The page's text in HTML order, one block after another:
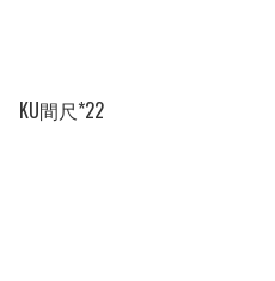
KU間尺*22